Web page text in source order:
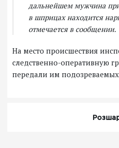
дальнейшем мужчина
в шприцах находится
отмечается в сообщении.
На место происшествия
следственно-оперативную
передали им